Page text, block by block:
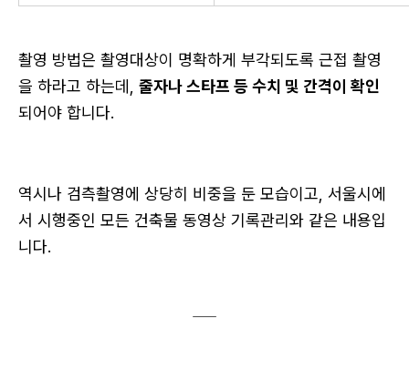
촬영 방법은 촬영대상이 명확하게 부각되도록 근접 촬영
을 하라고 하는데, 줄자나 스타프 등 수치 및 간격이 확인
되어야 합니다.
역시나 검측촬영에 상당히 비중을 둔 모습이고, 서울시에
서 시행중인 모든 건축물 동영상 기록관리와 같은 내용입
니다.